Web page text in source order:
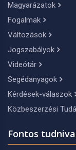
Magyarázatok
Fogalmak
Változások
Jogszabályok
Videótár
Segédanyagok
Kérdések-válaszok
Közbeszerzési
Fontos